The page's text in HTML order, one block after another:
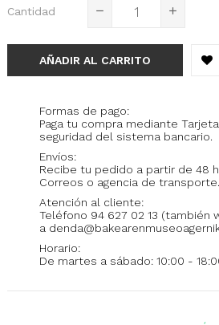
Cantidad
AÑADIR AL CARRITO
Formas de pago:
Paga tu compra mediante
seguridad del sistema bancario.
Envíos:
Recibe tu pedido a partir de 48
Correos o agencia de transporte.
Atención al cliente:
Teléfono 94 627 02 13 (también
a
Horario:
De martes a sábado: 10:00 -